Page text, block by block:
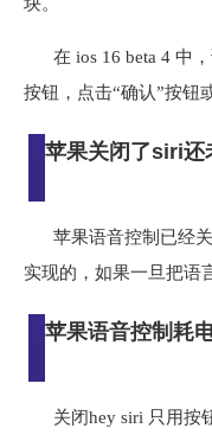
在 ios 16 beta 4 中
按钮，点击“确认”按钮
苹果关闭了siri还
苹果语音控制已经
实现的，如果一旦把语
苹果语音控制耗
关闭hey siri 只用按